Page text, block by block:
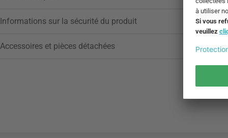
Informations sur la sécurité du produit
Accessoires et pièces détachées